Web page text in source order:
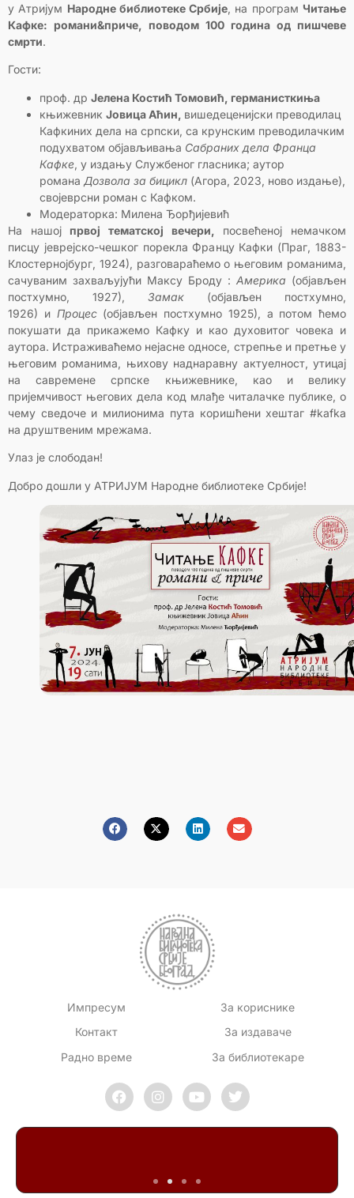
у Атријум Народне библиотеке Србије, на програм Читање
Кафке: романи&приче, поводом 100 година од пишчеве
смрти.
Гости:
проф. др Јелена Костић Томовић, германисткиња
књижевник Јовица Аћин, вишедеценијски преводилац
Кафкиних дела на српски, са крунским преводилачким
подухватом објављивања Сабраних дела Франца
Кафке, у издању Службеног гласника; аутор
романа Дозвола за бицикл (Агора, 2023, ново издање),
својеврсни роман с Кафком.
Модераторка: Милена Ђорђијевић
На нашој првој тематској вечери, посвећеној немачком
писцу јеврејско-чешког порекла Францу Кафки (Праг, 1883-
Клостернојбург, 1924), разговараћемо о његовим романима,
сачуваним захваљујући Максу Броду : Америка (објављен
постхумно, 1927), Замак (објављен постхумно,
1926) и Процес (објављен постхумно 1925), а потом ћемо
покушати да прикажемо Кафку и као духовитог човека и
аутора. Истраживаћемо нејасне односе, стрепње и претње у
његовим романима, њихову наднаравну актуелност, утицај
на савременe српске књижевнике, као и велику
пријемчивост његових дела код млађе читалачке публике, о
чему сведоче и милионима пута коришћени хештаг #kafka
на друштвеним мрежама.
Улаз је слободан!
Добро дошли у АТРИЈУМ Народне библиотеке Србије!
Импресум
Контакт
Радно време
За кориснике
За издаваче
За библиотекаре